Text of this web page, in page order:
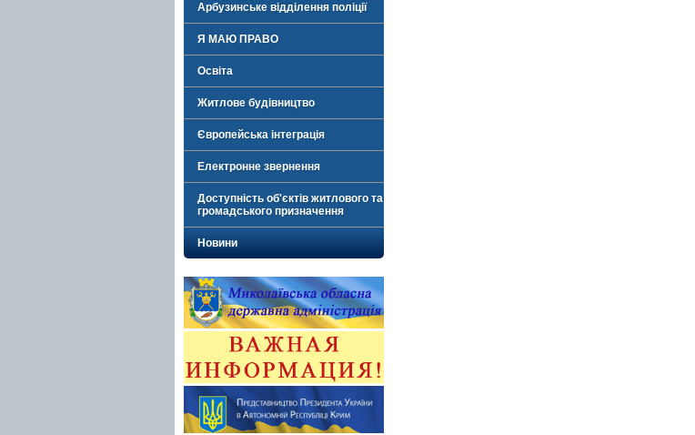
Арбузинське відділення поліції
Я МАЮ ПРАВО
Освіта
Житлове будівництво
Європейська інтеграція
Електронне звернення
Доступність об'єктів житлового та
громадського призначення
Новини